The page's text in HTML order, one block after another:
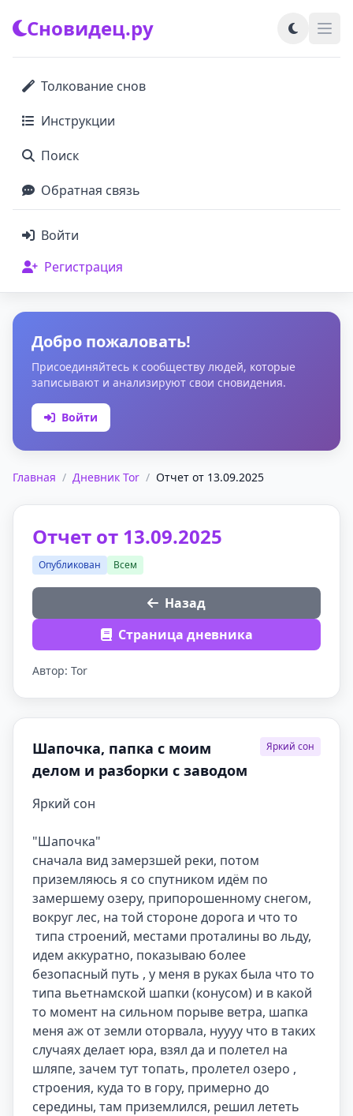
Сновидец.ру
Толкование снов
Инструкции
Поиск
Обратная связь
Войти
Регистрация
Добро пожаловать!
Присоединяйтесь к сообществу людей, которые
записывают и анализируют свои сновидения.
Войти
Главная / Дневник Tor / Отчет от 13.09.2025
Отчет от 13.09.2025
Опубликован Всем
Назад
Страница дневника
Автор: Tor
Шапочка, папка с моим
делом и разборки с заводом
Яркий сон
Яркий сон
"Шапочка"
сначала вид замерзшей реки, потом
приземляюсь я со спутником идём по
замершему озеру, припорошенному снегом,
вокруг лес, на той стороне дорога и что то
типа строений, местами проталины во льду,
идем аккуратно, показываю более
безопасный путь , у меня в руках была что то
типа вьетнамской шапки (конусом) и в какой
то момент на сильном порыве ветра, шапка
меня аж от земли оторвала, нуууу что в таких
случаях делает юра, взял да и полетел на
шляпе, зачем тут топать, пролетел озеро ,
строения, куда то в гору, примерно до
середины, там приземлился, решил лететь